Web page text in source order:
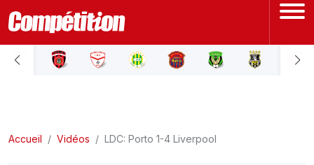
ACCUEIL
LIGUE 2
Accueil Vidéos LDC: Porto 1-4 Liverpool